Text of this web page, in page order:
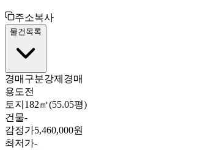
주소복사
물건목록
경매구분강제경매
용도전
토지 182㎡(55.05평)
건물-
감정가5,460,000원
최저가-